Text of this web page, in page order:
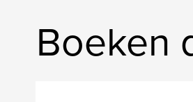
Boeken